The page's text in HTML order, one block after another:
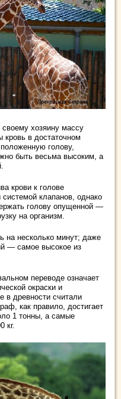
хозяину массу
кровь в достаточном
голову,
быть весьма высоким, а
крови к голове
клапанов, однако
голову опущенной —
на организм.
на несколько минут; даже
— самое высокое из
переводе означает
окраски и
в древности считали
как правило, достигает
1 тонны, а самые
кг.